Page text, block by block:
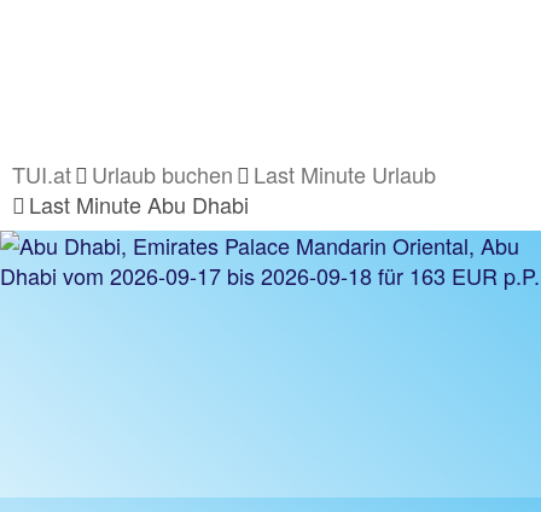
TUI.at Urlaub buchen
Last Minute Urlaub
Last Minute Abu Dhabi